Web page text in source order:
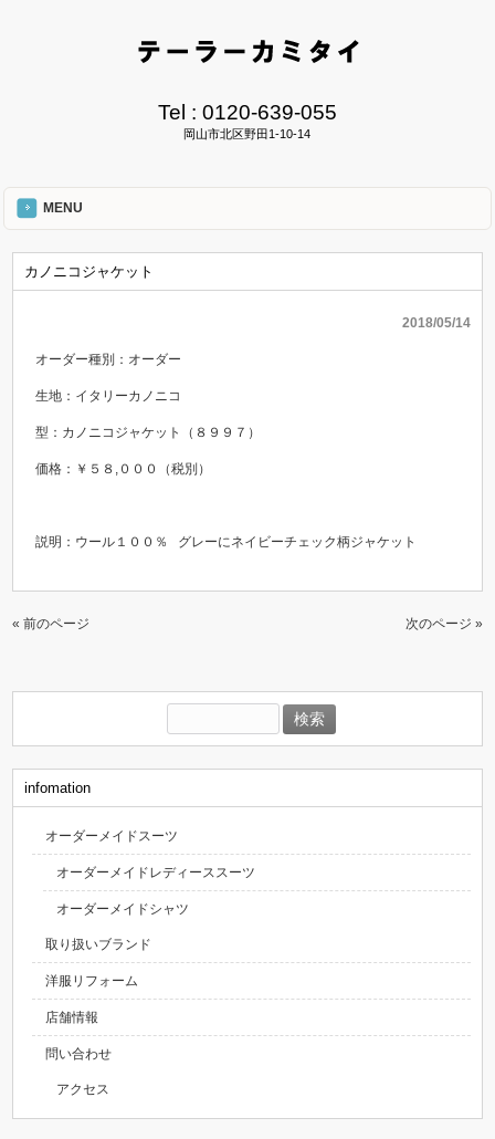
Tel : 0120-639-055
岡山市北区野田1-10-14
MENU
カノニコジャケット
2018/05/14
オーダー種別：オーダー
生地：イタリーカノニコ
型：カノニコジャケット（８９９７）
価格：￥５８,０００（税別）
説明：ウール１００％ グレーにネイビーチェック柄ジャケット
« 前のページ 次のページ »
索:
infomation
オーダーメイドスーツ
オーダーメイドレディーススーツ
オーダーメイドシャツ
取り扱いブランド
洋服リフォーム
店舗情報
問い合わせ
アクセス